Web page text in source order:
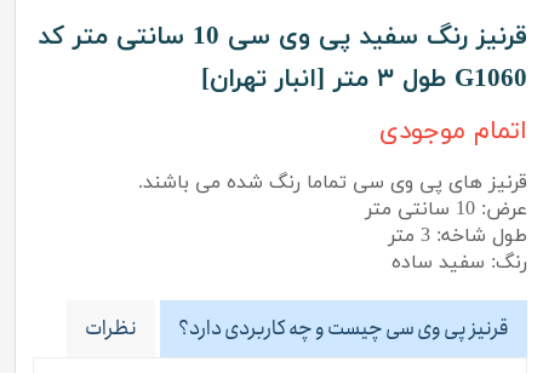
قرنیز رنگ سفید پی وی سی 10 سانتی متر کد
G1060 طول ۳ متر [انبار تهران]
اتمام موجودی
قرنیز های پی وی سی تماما رنگ شده می باشند.
عرض: 10 سانتی متر
طول شاخه: 3 متر
رنگ: سفید ساده
قرنیز پی وی سی چیست و چه کاربردی دارد؟ نظرات